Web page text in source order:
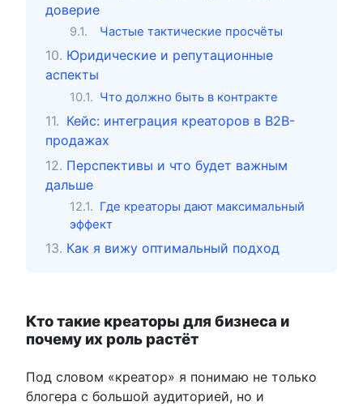
доверие
Частые тактические просчёты
Юридические и репутационные
аспекты
Что должно быть в контракте
Кейс: интеграция креаторов в B2B-
продажах
Перспективы и что будет важным
дальше
Где креаторы дают максимальный
эффект
Как я вижу оптимальный подход
Кто такие креаторы для бизнеса и
почему их роль растёт
Под словом «креатор» я понимаю не только
блогера с большой аудиторией, но и